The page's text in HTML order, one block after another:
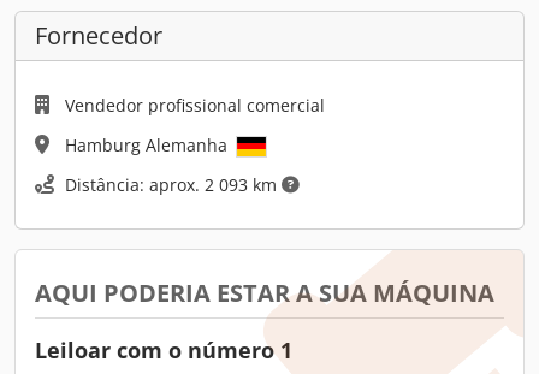
Fornecedor
Vendedor profissional comercial
Hamburg Alemanha
Distância: aprox. 2 093 km
AQUI PODERIA ESTAR A SUA MÁQUINA
Leiloar com o número 1